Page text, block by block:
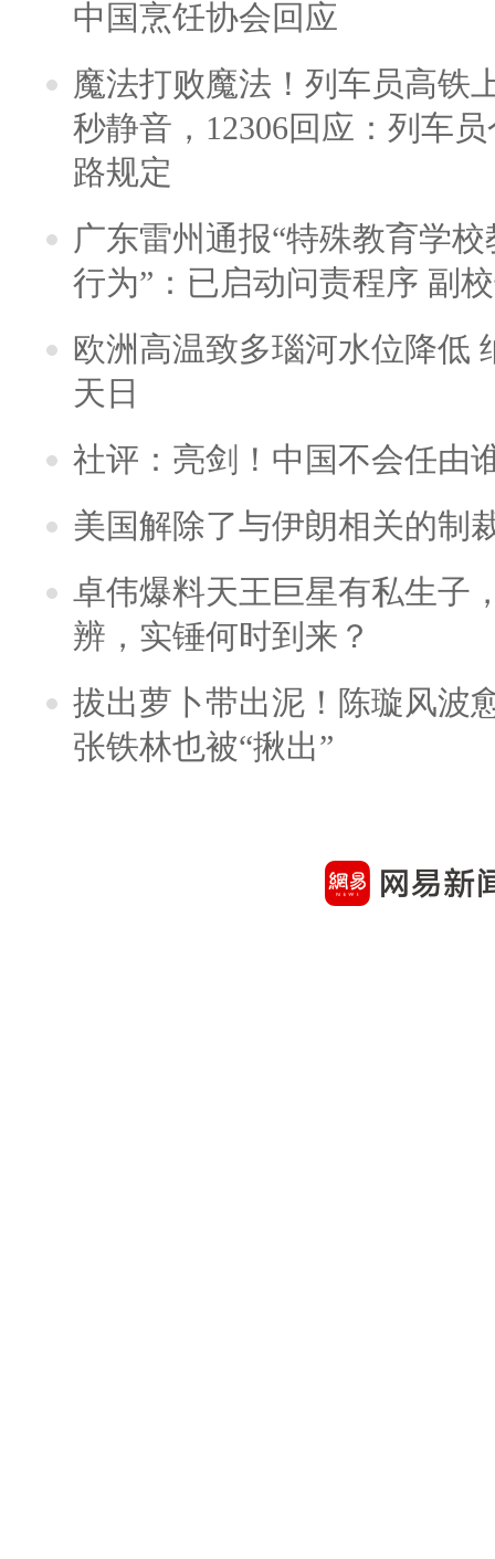
中国烹饪协会回应
魔法打败魔法！列车员高铁
秒静音，12306回应：列车
路规定
广东雷州通报“特殊教育学
行为”：已启动问责程序 副
欧洲高温致多瑙河水位降低
天日
社评：亮剑！中国不会任由
美国解除了与伊朗相关的制
卓伟爆料天王巨星有私生子
辨，实锤何时到来？
拔出萝卜带出泥！陈璇风波
张铁林也被“揪出”